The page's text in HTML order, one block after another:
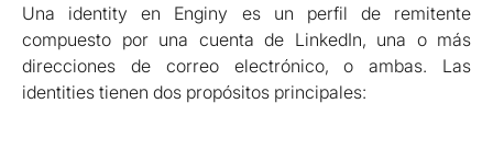
Una identity en Enginy es un perfil de remitente
compuesto por una cuenta de LinkedIn, una o más
direcciones de correo electrónico, o ambas. Las
identities tienen dos propósitos principales: